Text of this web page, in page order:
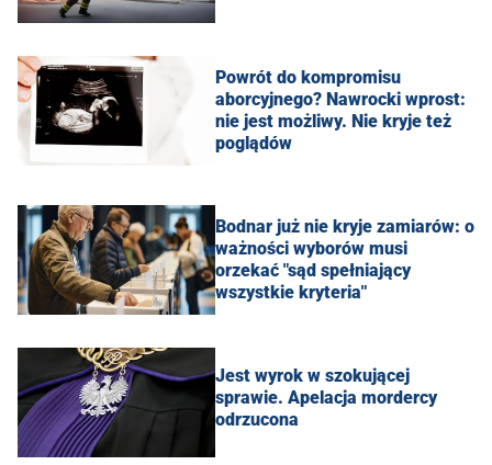
Powrót do kompromisu
aborcyjnego? Nawrocki wprost:
nie jest możliwy. Nie kryje też
poglądów
Bodnar już nie kryje zamiarów: o
ważności wyborów musi
orzekać "sąd spełniający
wszystkie kryteria"
Jest wyrok w szokującej
sprawie. Apelacja mordercy
odrzucona